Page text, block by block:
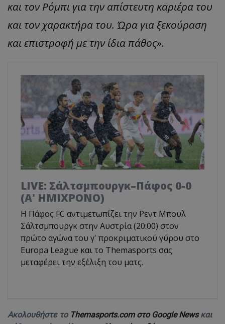
και τον Ρόμπι για την απίστευτη καριέρα του
και τον χαρακτήρα του. Ώρα για ξεκούραση
και επιστροφή με την ίδια πάθος».
LIVE: Σάλτσμπουργκ–Πάφος 0-0
(Α' ΗΜΙΧΡΟΝΟ)
Η Πάφος FC αντιμετωπίζει την Ρεντ Μπουλ
Σάλτσμπουργκ στην Αυστρία (20:00) στον
πρώτο αγώνα του γ' προκριματικού γύρου στο
Europa League και το Τhemasports σας
μεταφέρει την εξέλιξη του ματς.
Ακολουθήστε το Themasports.com στο Google Newsκαι